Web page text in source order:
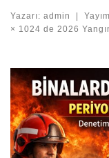
Yazarı: admin |
× 1024 de 2026
Images